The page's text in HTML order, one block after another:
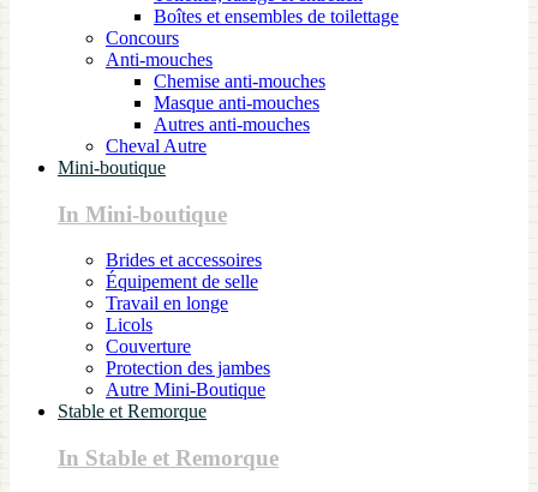
Boîtes et ensembles de toilettage
Concours
Anti-mouches
Chemise anti-mouches
Masque anti-mouches
Autres anti-mouches
Cheval Autre
Mini-boutique
In Mini-boutique
Brides et accessoires
Équipement de selle
Travail en longe
Licols
Couverture
Protection des jambes
Autre Mini-Boutique
Stable et Remorque
In Stable et Remorque